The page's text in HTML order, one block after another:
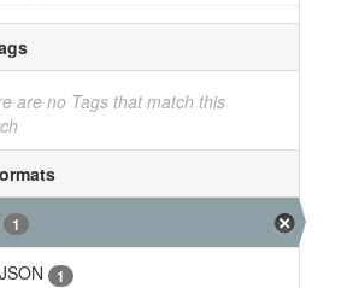
are no Tags that match this
1
1